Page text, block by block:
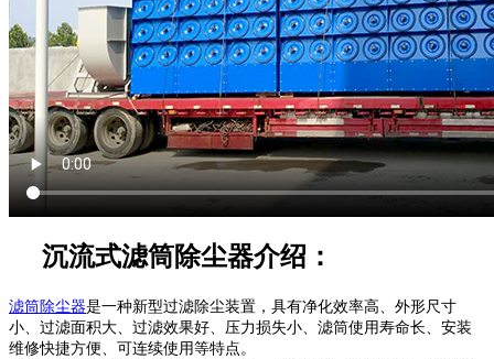
沉流式滤筒除尘器介绍：
滤筒除尘器是一种新型过滤除尘装置，具有净化效率高、外形尺寸
小、过滤面积大、过滤效果好、压力损失小、滤筒使用寿命长、安装
维修快捷方便、可连续使用等特点。